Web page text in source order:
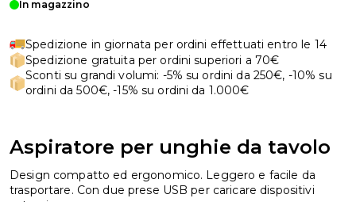
In magazzino
Spedizione in giornata per ordini effettuati entro le 14
Spedizione gratuita per ordini superiori a 70€
Sconti su grandi volumi: -5% su ordini da 250€, -10% su
ordini da 500€, -15% su ordini da 1.000€
Aspiratore per unghie da tavolo
Design compatto ed ergonomico. Leggero e facile da
trasportare. Con due prese USB per caricare dispositivi